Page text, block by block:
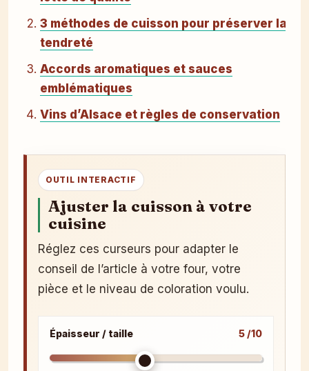
3 méthodes de cuisson pour préserver la
tendreté
Accords aromatiques et sauces
emblématiques
Vins d’Alsace et règles de conservation
OUTIL INTERACTIF
Ajuster la cuisson à votre
cuisine
Réglez ces curseurs pour adapter le
conseil de l’article à votre four, votre
pièce et le niveau de coloration voulu.
Épaisseur / taille 5 /10